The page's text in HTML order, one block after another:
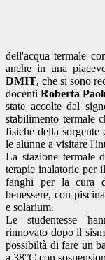
dell'acqua termale
anche in una
DMIT, che si sono
docenti Roberta
state accolte dal
stabilimento termale
fisiche della sorgente
le alunne a visitare
La stazione termale
terapie inalatorie per
fanghi per la cura
benessere, con
e solarium.
Le studentesse
rinnovato dopo il
possibiltà di fare un
a 38°C con